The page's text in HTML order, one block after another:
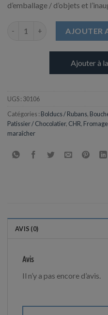
d’emballage / d’objets et
AJOUTER
Ajouter à
UGS : 30106
Catégories : Bolducs / Rubans,
Patissier / Chocolatier, CHR,
maraîcher
AVIS (0)
Avis
Il n’y a pas encore d’avis.